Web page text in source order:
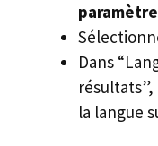
Dans
la langue